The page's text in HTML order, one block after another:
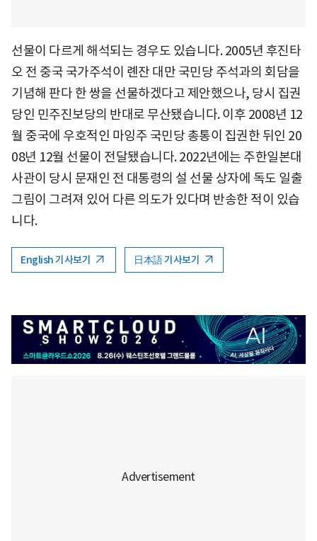
선물이 다르게 해석되는 경우도 있습니다. 2005년 후진타
오 전 중국 국가주석이 롄잔 대만 국민당 주석과의 회담을
기념해 판다 한 쌍을 선물하겠다고 제안했으나, 당시 집권
당인 민주진보당의 반대로 무산됐습니다. 이후 2008년 12
월 중국에 우호적인 마잉주 국민당 총통이 집권한 뒤인 20
08년 12월 선물이 전달됐습니다. 2022년에는 주한일본대
사관이 당시 문재인 전 대통령의 설 선물 상자에 독도 일출
그림이 그려져 있어 다른 의도가 있다며 반송한 적이 있습
니다.
English 기사보기 日本語 기사보기